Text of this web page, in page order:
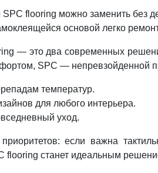
flooring можно заменить без
основой легко
— это два современных
SPC — непревзойденной
температур.
для любого интерьера.
уход.
если важна
станет идеальным